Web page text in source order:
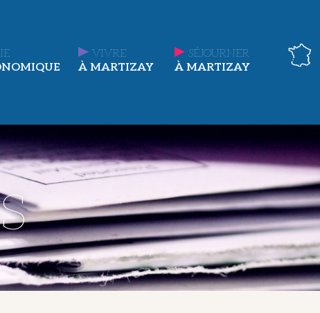
VIVRE
À MARTIZAY
SÉJOURNER
À MARTIZAY